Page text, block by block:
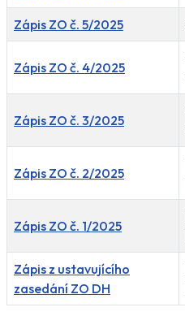
Zápis ZO č. 5/2025
Zápis ZO č. 4/2025
Zápis ZO č. 3/2025
Zápis ZO č. 2/2025
Zápis ZO č. 1/2025
Zápis z ustavujícího
zasedání ZO DH